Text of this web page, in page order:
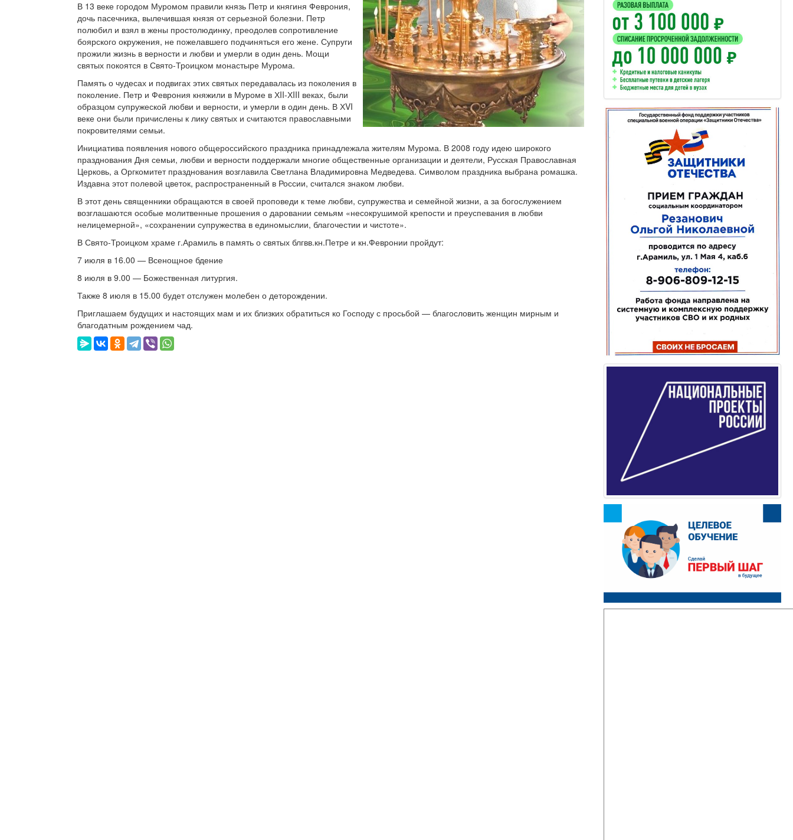
В 13 веке городом Муромом правили князь Петр и княгиня Феврония,
дочь пасечника, вылечившая князя от серьезной болезни. Петр
полюбил и взял в жены простолюдинку, преодолев сопротивление
боярского окружения, не пожелавшего подчиняться его жене. Супруги
прожили жизнь в верности и любви и умерли в один день. Мощи
святых покоятся в Свято-Троицком монастыре Мурома.
Память о чудесах и подвигах этих святых передавалась из поколения в
поколение. Петр и Феврония княжили в Муроме в ХII-ХIII веках, были
образцом супружеской любви и верности, и умерли в один день. В ХVI
веке они были причислены к лику святых и считаются православными
покровителями семьи.
Инициатива появления нового общероссийского праздника принадлежала жителям Мурома. В 2008 году идею широкого
празднования Дня семьи, любви и верности поддержали многие общественные организации и деятели, Русская Православная
Церковь, а Оргкомитет празднования возглавила Светлана Владимировна Медведева. Символом праздника выбрана ромашка.
Издавна этот полевой цветок, распространенный в России, считался знаком любви.
В этот день священники обращаются в своей проповеди к теме любви, супружества и семейной жизни, а за богослужением
возглашаются особые молитвенные прошения о даровании семьям «несокрушимой крепости и преуспевания в любви
нелицемерной», «сохранении супружества в единомыслии, благочестии и чистоте».
В Свято-Троицком храме г.Арамиль в память о святых блгвв.кн.Петре и кн.Февронии пройдут:
7 июля в 16.00 — Всенощное бдение
8 июля в 9.00 — Божественная литургия.
Также 8 июля в 15.00 будет отслужен молебен о деторождении.
Приглашаем будущих и настоящих мам и их близких обратиться ко Господу с просьбой — благословить женщин мирным и
благодатным рождением чад.